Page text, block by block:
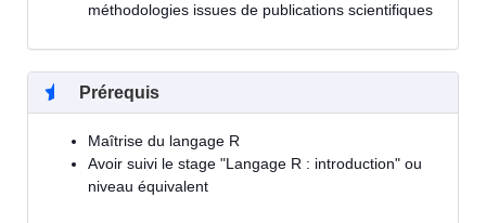
méthodologies issues de publications scientifiques
Prérequis
Maîtrise du langage R
Avoir suivi le stage "Langage R : introduction" ou
niveau équivalent